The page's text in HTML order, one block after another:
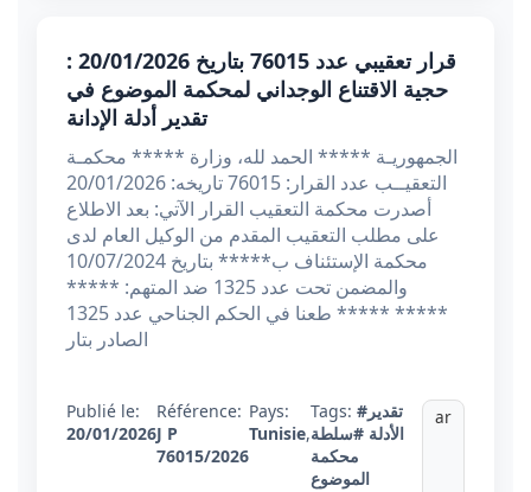
قرار تعقيبي عدد 76015 بتاريخ 20/01/2026 :
حجية الاقتناع الوجداني لمحكمة الموضوع في
تقدير أدلة الإدانة
الجمهوريـة ***** الحمد لله، وزارة ***** محكمـة
التعقيــب عدد القرار: 76015 تاريخه: 20/01/2026
أصدرت محكمة التعقيب القرار الآتي: بعد الاطلاع
على مطلب التعقيب المقدم من الوكيل العام لدى
محكمة الإستئناف ب***** بتاريخ 10/07/2024
والمضمن تحت عدد 1325 ضد المتهم: *****
***** ***** طعنا في الحكم الجناحي عدد 1325
الصادر بتار
Publié le:
20/01/2026
Référence:
J P
76015/2026
Pays:
Tunisie,
Tags: #تقدير
الأدلة #سلطة
محكمة
الموضوع
ar